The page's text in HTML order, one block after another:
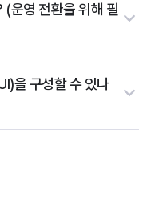
(운영 전환을 위해 필
을 구성할 수 있나